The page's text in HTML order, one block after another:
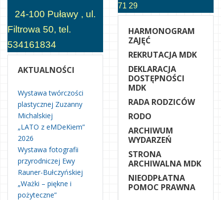
24-100 Puławy , ul.
Filtrowa 50, tel.
534161834
AKTUALNOŚCI
Wystawa twórczości
plastycznej Zuzanny
Michalskiej
„LATO z eMDeKiem”
2026
Wystawa fotografii
przyrodniczej Ewy
Rauner-Bułczyńskiej
„Ważki – piękne i
pożyteczne”
71 29
HARMONOGRAM
ZAJĘĆ
REKRUTACJA MDK
DEKLARACJA
DOSTĘPNOŚCI
MDK
RADA RODZICÓW
RODO
ARCHIWUM
WYDARZEŃ
STRONA
ARCHIWALNA MDK
NIEODPŁATNA
POMOC PRAWNA